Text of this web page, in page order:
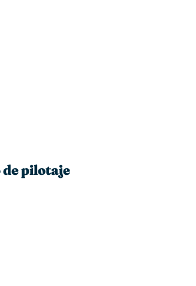
pilotaje